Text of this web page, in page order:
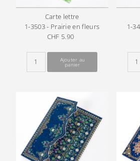
Carte lettre
1-3503 - Prairie en fleurs
Prix
CHF 5.90
1-